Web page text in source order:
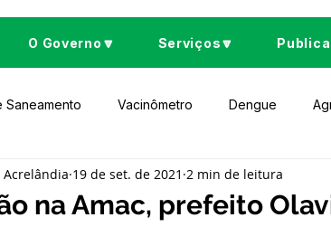
O Governo🔽 Serviços🔽
Saneamento Vacinômetro Dengue
Cultura e Lazer Educação
na Amac, prefeito
19 de set. de 2021 2 min de leitura